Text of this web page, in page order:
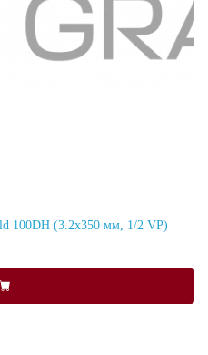
100DH (3.2x350 мм, 1/2 VP)